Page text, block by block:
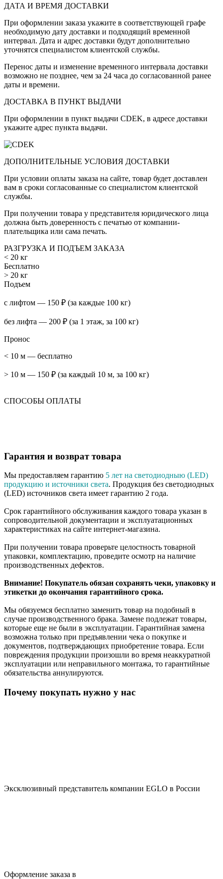
ДАТА И ВРЕМЯ ДОСТАВКИ
При оформлении заказа укажите в соответствующей графе
необходимую дату доставки и подходящий временной
интервал. Дата и адрес доставки будут дополнительно
уточнятся специалистом клиентской службы.
Перенос даты и изменение временного интервала доставки
возможно не позднее, чем за 24 часа до согласованной ранее
даты и времени.
ДОСТАВКА В ПУНКТ ВЫДАЧИ
При оформлении в пункт выдачи CDEK, в адресе доставки
укажите адрес пункта выдачи.
ДОПОЛНИТЕЛЬНЫЕ УСЛОВИЯ ДОСТАВКИ
При условии оплаты заказа на сайте, товар будет доставлен
вам в сроки согласованные со специалистом клиентской
службы.
При получении товара у представителя юридического лица
должна быть доверенность с печатью от компании-
плательщика или сама печать.
РАЗГРУЗКА И ПОДЪЕМ ЗАКАЗА
< 20 кг
Бесплатно
> 20 кг
Подъем
с лифтом — 150 ₽ (за каждые 100 кг)
без лифта — 200 ₽ (за 1 этаж, за 100 кг)
Пронос
< 10 м — бесплатно
> 10 м — 150 ₽ (за каждый 10 м, за 100 кг)
СПОСОБЫ ОПЛАТЫ
Гарантия и возврат товара
Мы предоставляем гарантию 5 лет на светодиодныю (LED)
продукцию и источники света. Продукция без светодиодных
(LED) источников света имеет гарантию 2 года.
Срок гарантийного обслуживания каждого товара указан в
сопроводительной документации и эксплуатационных
характеристиках на сайте интернет-магазина.
При получении товара проверьте целостность товарной
упаковки, комплектацию, проведите осмотр на наличие
производственных дефектов.
Внимание! Покупатель обязан сохранять чеки, упаковку и
этикетки до окончания гарантийного срока.
Мы обязуемся бесплатно заменить товар на подобный в
случае производственного брака. Замене подлежат товары,
которые еще не были в эксплуатации. Гарантийная замена
возможна только при предъявлении чека о покупке и
документов, подтверждающих приобретение товара. Если
повреждения продукции произошли во время неаккуратной
эксплуатации или неправильного монтажа, то гарантийные
обязательства аннулируются.
Почему покупать нужно у нас
Эксклюзивный представитель компании EGLO в России
Оформление заказа в